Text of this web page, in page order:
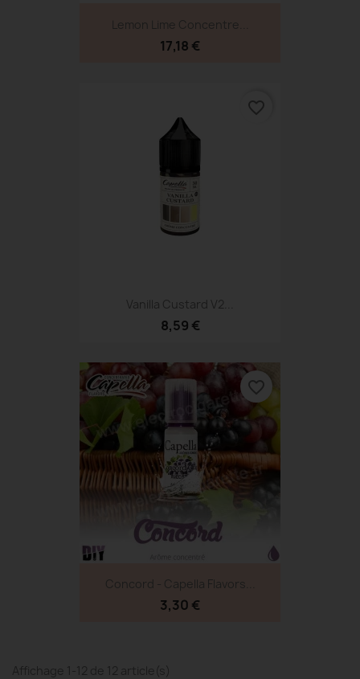
Lemon Lime Concentre...
17,18 €
Vanilla Custard V2...
8,59 €
favorite_border
Concord - Capella Flavors...
3,30 €
favorite_border
Affichage 1-12 de 12 article(s)